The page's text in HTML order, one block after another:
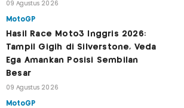
09 Agustus 2026
MotoGP
Hasil Race Moto3 Inggris 2026:
Tampil Gigih di Silverstone, Veda
Ega Amankan Posisi Sembilan
Besar
09 Agustus 2026
MotoGP